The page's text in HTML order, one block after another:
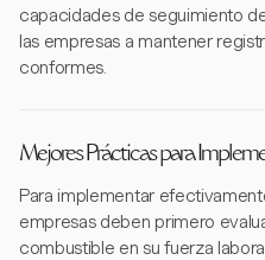
capacidades de seguimiento
las empresas a mantener
conformes.
Mejores Prácticas para
Para implementar
empresas deben primero
combustible en su fuerza